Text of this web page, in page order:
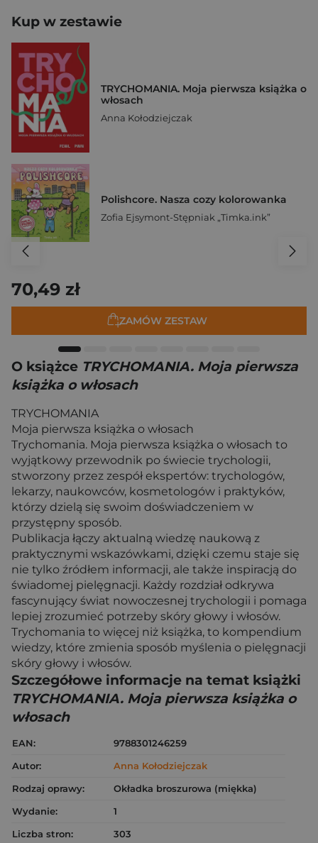
Kup w zestawie
TRYCHOMANIA. Moja pierwsza książka o
włosach
Anna Kołodziejczak
Polishcore. Nasza cozy kolorowanka
Zofia Ejsymont-Stępniak „Timka.ink”
70,49 zł
ZAMÓW ZESTAW
O książce TRYCHOMANIA. Moja pierwsza
książka o włosach
TRYCHOMANIA
Moja pierwsza książka o włosach
Trychomania. Moja pierwsza książka o włosach to
wyjątkowy przewodnik po świecie trychologii,
stworzony przez zespół ekspertów: trychologów,
lekarzy, naukowców, kosmetologów i praktyków,
którzy dzielą się swoim doświadczeniem w
przystępny sposób.
Publikacja łączy aktualną wiedzę naukową z
praktycznymi wskazówkami, dzięki czemu staje się
nie tylko źródłem informacji, ale także inspiracją do
świadomej pielęgnacji. Każdy rozdział odkrywa
fascynujący świat nowoczesnej trychologii i pomaga
lepiej zrozumieć potrzeby skóry głowy i włosów.
Trychomania to więcej niż książka, to kompendium
wiedzy, które zmienia sposób myślenia o pielęgnacji
skóry głowy i włosów.
Szczegółowe informacje na temat książki
TRYCHOMANIA. Moja pierwsza książka o
włosach
EAN:
9788301246259
Autor:
Anna Kołodziejczak
Rodzaj oprawy:
Okładka broszurowa (miękka)
Wydanie:
1
Liczba stron:
303